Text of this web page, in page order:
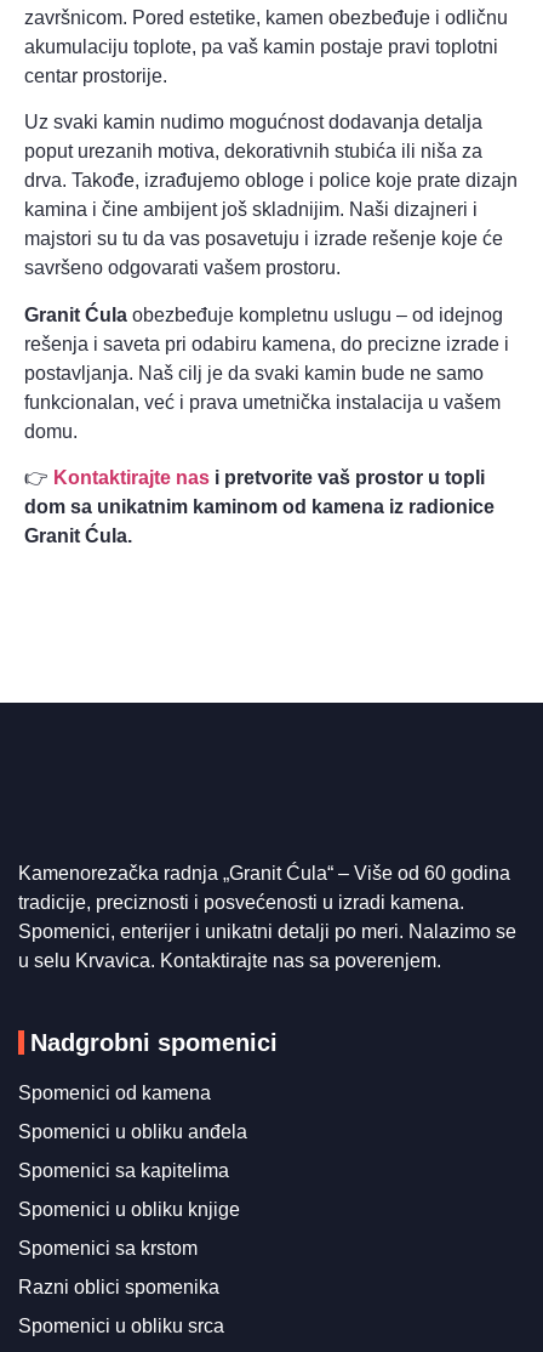
završnicom. Pored estetike, kamen obezbeđuje i odličnu
akumulaciju toplote, pa vaš kamin postaje pravi toplotni
centar prostorije.
Uz svaki kamin nudimo mogućnost dodavanja detalja
poput urezanih motiva, dekorativnih stubića ili niša za
drva. Takođe, izrađujemo obloge i police koje prate dizajn
kamina i čine ambijent još skladnijim. Naši dizajneri i
majstori su tu da vas posavetuju i izrade rešenje koje će
savršeno odgovarati vašem prostoru.
Granit Ćula obezbeđuje kompletnu uslugu – od idejnog
rešenja i saveta pri odabiru kamena, do precizne izrade i
postavljanja. Naš cilj je da svaki kamin bude ne samo
funkcionalan, već i prava umetnička instalacija u vašem
domu.
👉 Kontaktirajte nas i pretvorite vaš prostor u topli
dom sa unikatnim kaminom od kamena iz radionice
Granit Ćula.
Kamenorezačka radnja „Granit Ćula“ – Više od 60 godina
tradicije, preciznosti i posvećenosti u izradi kamena.
Spomenici, enterijer i unikatni detalji po meri. Nalazimo se
u selu Krvavica. Kontaktirajte nas sa poverenjem.
Nadgrobni spomenici
Spomenici od kamena
Spomenici u obliku anđela
Spomenici sa kapitelima
Spomenici u obliku knjige
Spomenici sa krstom
Razni oblici spomenika
Spomenici u obliku srca